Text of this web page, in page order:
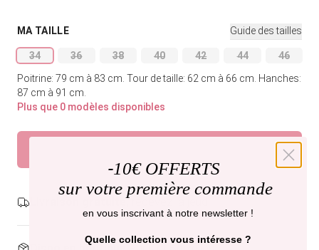
MA TAILLE Guide des tailles
34
Variante épuisée ou indisponible
36
Variante épuisée ou indisponible
38
Variante épuisée ou indisponible
40
Variante épuisée ou indisponible
42
Variante épuisée ou
44
Variante
46
Poitrine: 79 cm à 83 cm. Tour de taille: 62 cm à 66 cm. Hanches:
87 cm à 91 cm.
Plus que 0 modèles disponibles
Épuisé
Livraison gratuite,recevez-la jeudi .
-10€ OFFERTS
sur votre première commande
en vous inscrivant à notre newsletter !
Quelle collection vous intéresse ?